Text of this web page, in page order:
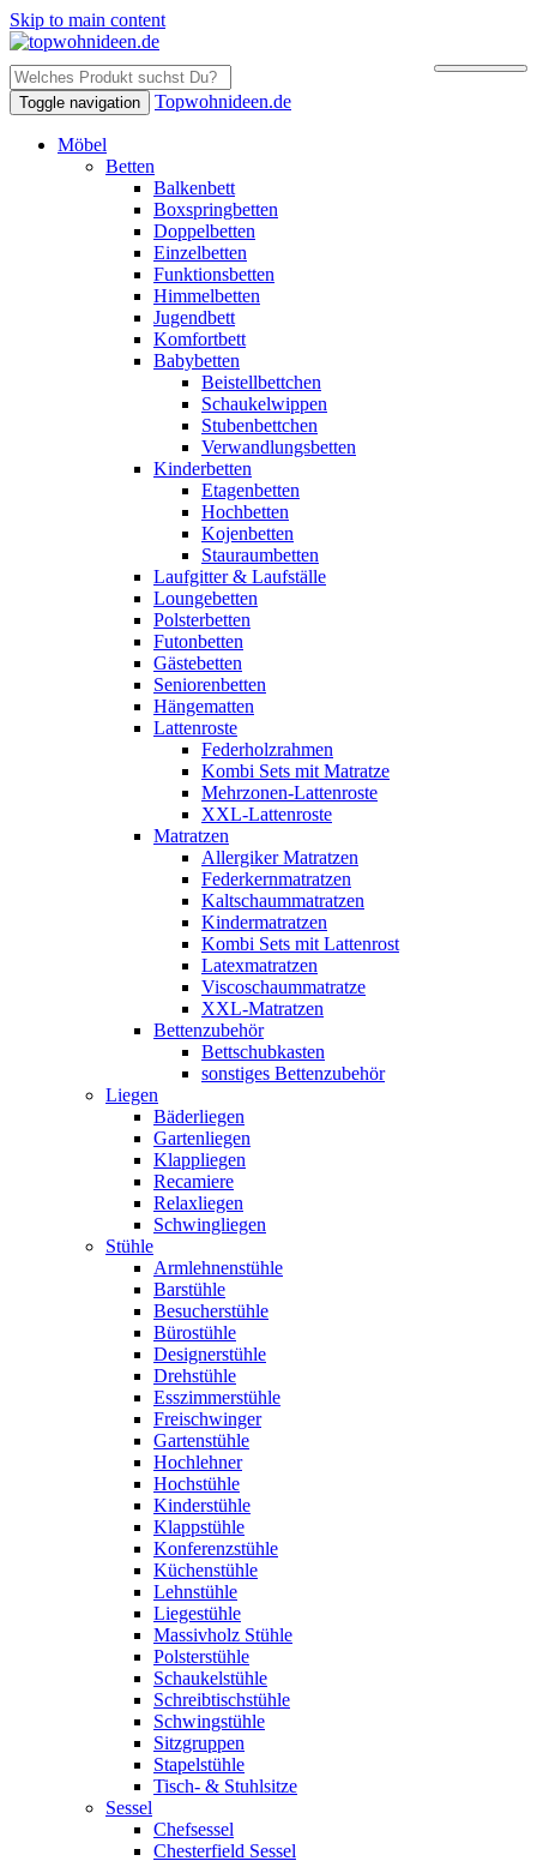
Skip to main content
Toggle navigation Topwohnideen.de
Möbel
Betten
Balkenbett
Boxspringbetten
Doppelbetten
Einzelbetten
Funktionsbetten
Himmelbetten
Jugendbett
Komfortbett
Babybetten
Beistellbettchen
Schaukelwippen
Stubenbettchen
Verwandlungsbetten
Kinderbetten
Etagenbetten
Hochbetten
Kojenbetten
Stauraumbetten
Laufgitter & Laufställe
Loungebetten
Polsterbetten
Futonbetten
Gästebetten
Seniorenbetten
Hängematten
Lattenroste
Federholzrahmen
Kombi Sets mit Matratze
Mehrzonen-Lattenroste
XXL-Lattenroste
Matratzen
Allergiker Matratzen
Federkernmatratzen
Kaltschaummatratzen
Kindermatratzen
Kombi Sets mit Lattenrost
Latexmatratzen
Viscoschaummatratze
XXL-Matratzen
Bettenzubehör
Bettschubkasten
sonstiges Bettenzubehör
Liegen
Bäderliegen
Gartenliegen
Klappliegen
Recamiere
Relaxliegen
Schwingliegen
Stühle
Armlehnenstühle
Barstühle
Besucherstühle
Bürostühle
Designerstühle
Drehstühle
Esszimmerstühle
Freischwinger
Gartenstühle
Hochlehner
Hochstühle
Kinderstühle
Klappstühle
Konferenzstühle
Küchenstühle
Lehnstühle
Liegestühle
Massivholz Stühle
Polsterstühle
Schaukelstühle
Schreibtischstühle
Schwingstühle
Sitzgruppen
Stapelstühle
Tisch- & Stuhlsitze
Sessel
Chefsessel
Chesterfield Sessel